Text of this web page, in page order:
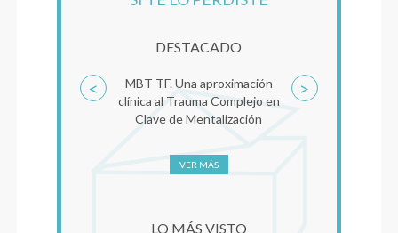
DESTACADO
MBT-TF. Una aproximación
clínica al Trauma Complejo en
Clave de Mentalización
VER MÁS
< >
LO MÁS VISTO